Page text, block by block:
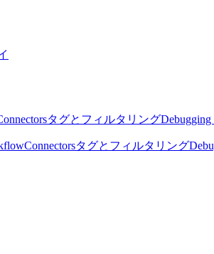
タグとフィルタリングDebugging
Connectorsタグとフィルタリング